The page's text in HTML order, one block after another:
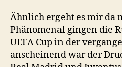
Ähnlich ergeht es mir da
Phänomenal gingen die
UEFA Cup in der
anscheinend war der